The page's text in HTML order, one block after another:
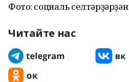
Фото: социаль селтәрҙәрҙән
Читайте нас